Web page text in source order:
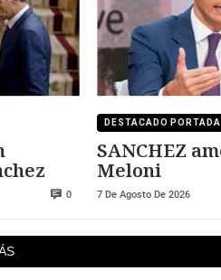
0
DESTACADO PORTADA
SANCHEZ amenaza a
Meloni
7 De Agosto De 2026